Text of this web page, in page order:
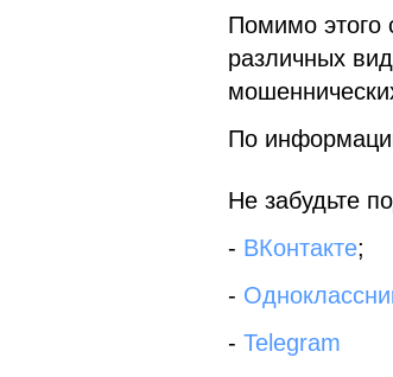
Помимо этого
различных
По
Не забудьте
- ВКонтакте;
-
- Telegram